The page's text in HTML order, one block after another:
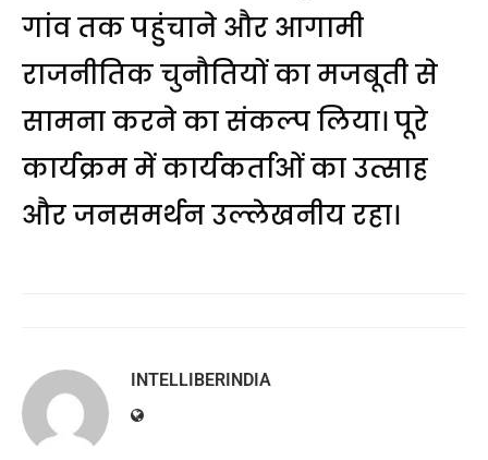
गांव तक पहुंचाने और आगामी
राजनीतिक चुनौतियों का मजबूती से
सामना करने का संकल्प लिया। पूरे
कार्यक्रम में कार्यकर्ताओं का उत्साह
और जनसमर्थन उल्लेखनीय रहा।
INTELLIBERINDIA